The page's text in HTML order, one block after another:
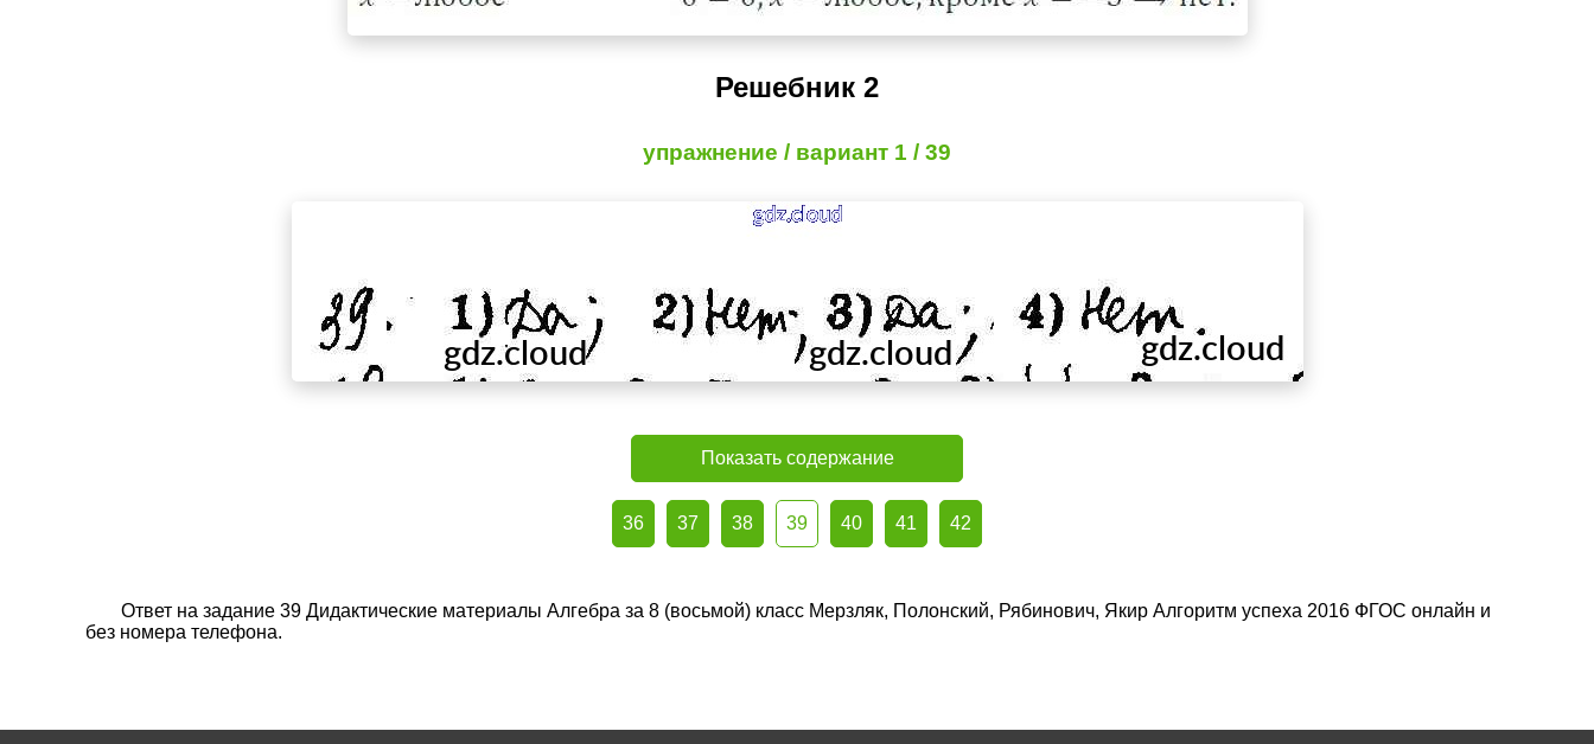
Решебник 2
упражнение / вариант 1 / 39
Показать содержание
36 37 38 39 40 41 42
Ответ на задание 39 Дидактические материалы Алгебра за 8 (восьмой) класс Мерзляк, Полонский, Рябинович, Якир Алгоритм успеха 2016 ФГОС онлайн и
без номера телефона.